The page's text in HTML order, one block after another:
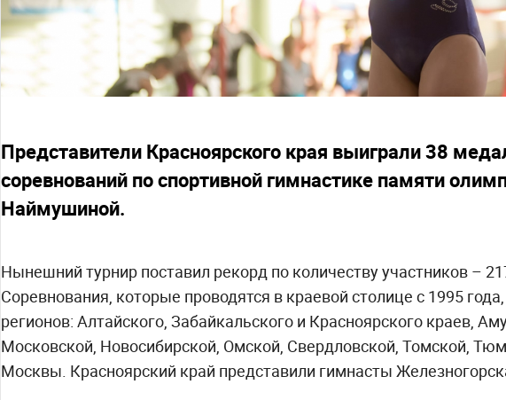
Представители Красноярского края выиграли 38
соревнований по спортивной гимнастике памяти
Наймушиной.
Нынешний турнир поставил рекорд по количеству участников –
Соревнования, которые проводятся в краевой столице с 1995
регионов: Алтайского, Забайкальского и Красноярского краев,
Московской, Новосибирской, Омской, Свердловской, Томской,
Москвы. Красноярский край представили гимнасты